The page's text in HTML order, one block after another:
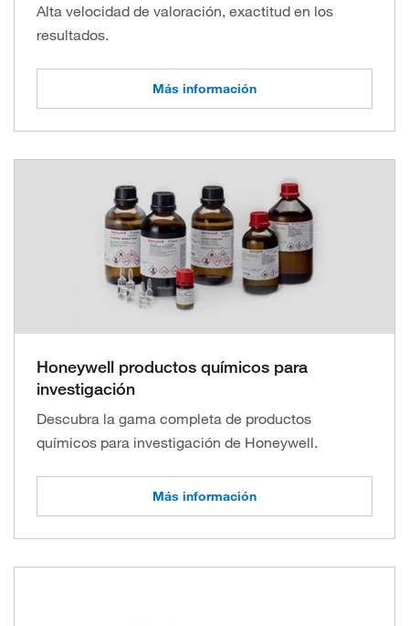
Alta velocidad de valoración, exactitud en los
resultados.
Más información
Honeywell productos químicos para
investigación
Descubra la gama completa de productos
químicos para investigación de Honeywell.
Más información